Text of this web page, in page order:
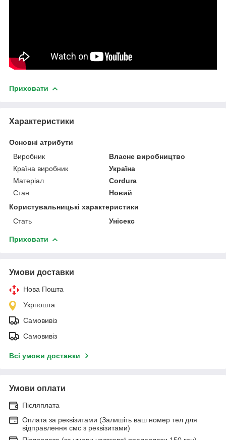
Приховати
Характеристики
Основні атрибути
Виробник
Власне виробництво
Країна виробник
Україна
Матеріал
Cordura
Стан
Новий
Користувальницькі характеристики
Стать
Унісекс
Приховати
Умови доставки
Нова Пошта
Укрпошта
Самовивіз
Самовивіз
Всі умови доставки
Умови оплати
Післяплата
Оплата за реквізитами (Залишіть ваш номер тел для
відправлення смс з реквізитами)